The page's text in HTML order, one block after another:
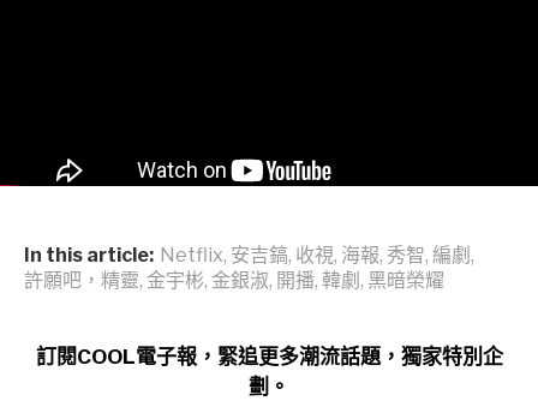
In this article: Netflix, 安吉鎬, 收視, 海報, 秀智, 編劇 ,
許願吧，精靈, 金宇彬, 金銀淑, 開播, 韓劇 , 黑暗榮耀
訂閱COOL電子報，緊追更多潮流話題，獨家特別企
劃。